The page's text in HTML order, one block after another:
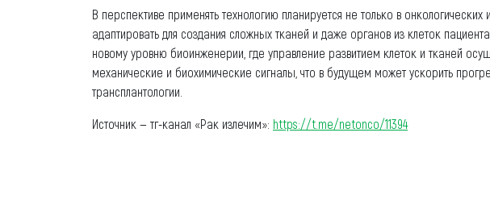
В перспективе применять технологию планируется не только в онкологических
адаптировать для создания сложных тканей и даже органов из клеток
новому уровню биоинженерии, где управление развитием клеток и тканей
механические и биохимические сигналы, что в будущем может ускорить
трансплантологии.
Источник — тг-канал «Рак излечим»: https://t.me/netonco/11394